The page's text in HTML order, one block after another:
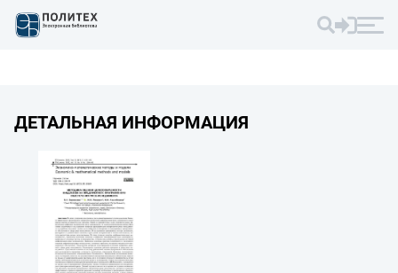
ДЕТАЛЬНАЯ ИНФОРМАЦИЯ